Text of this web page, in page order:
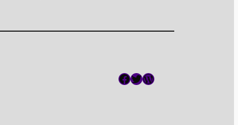
Facebook Twitter WordPress